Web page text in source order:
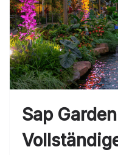
Sap